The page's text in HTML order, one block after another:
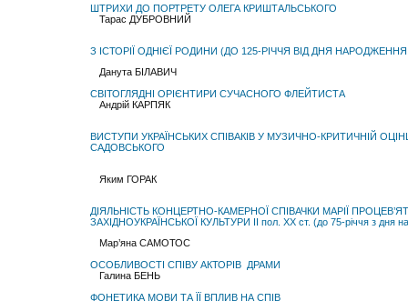
ШТРИХИ ДО ПОРТРЕТУ ОЛЕГА КРИШТАЛЬСЬКОГО
Тарас ДУБРОВНИЙ
З ІСТОРІЇ ОДНІЄЇ РОДИНИ (ДО 125-РІЧЧЯ ВІД ДНЯ
Данута БІЛАВИЧ
СВІТОГЛЯДНІ ОРІЄНТИРИ СУЧАСНОГО ФЛЕЙТИСТА
Андрій КАРПЯК
ВИСТУПИ УКРАЇНСЬКИХ СПІВАКІВ У МУЗИЧНО-КРИТИЧНІЙ
САДОВСЬКОГО
Яким ГОРАК
ДІЯЛЬНІСТЬ КОНЦЕРТНО-КАМЕРНОЇ СПІВАЧКИ МАРІЇ
ЗАХІДНОУКРАЇНСЬКОЇ КУЛЬТУРИ ІІ пол. ХХ ст. (до 75-річчя з дня
Мар’яна САМОТОС
ОСОБЛИВОСТІ СПІВУ АКТОРІВ ДРАМИ
Галина БЕНЬ
ФОНЕТИКА МОВИ ТА ЇЇ ВПЛИВ НА СПІВ